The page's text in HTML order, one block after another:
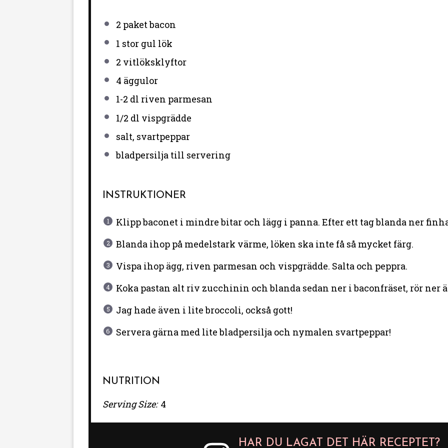
2 paket bacon
1 stor gul lök
2 vitlöksklyftor
4 äggulor
1-2 dl riven parmesan
1/2 dl vispgrädde
salt, svartpeppar
bladpersilja till servering
INSTRUKTIONER
Klipp baconet i mindre bitar och lägg i panna. Efter ett tag blanda ner
Blanda ihop på medelstark värme, löken ska inte få så mycket färg.
Vispa ihop ägg, riven parmesan och vispgrädde. Salta och peppra.
Koka pastan alt riv zucchinin och blanda sedan ner i baconfräset, rör ner
Jag hade även i lite broccoli, också gott!
Servera gärna med lite bladpersilja och nymalen svartpeppar!
NUTRITION
Serving Size: 4
HAR DU LAGAT DET HÄR RECEPTET?